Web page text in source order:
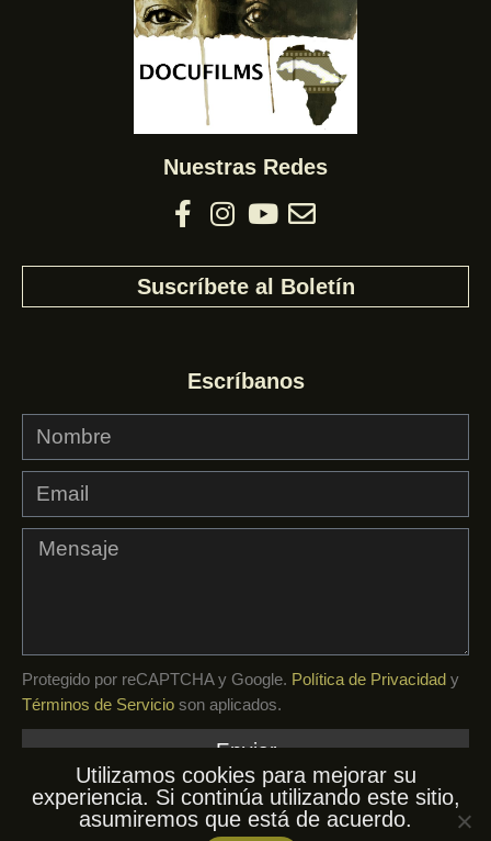
Nuestras Redes
Suscríbete al Boletín
Escríbanos
Protegido por reCAPTCHA y Google. Política de Privacidad y
Términos de Servicio son aplicados.
Enviar
Utilizamos cookies para mejorar su
experiencia. Si continúa utilizando este sitio,
asumiremos que está de acuerdo.